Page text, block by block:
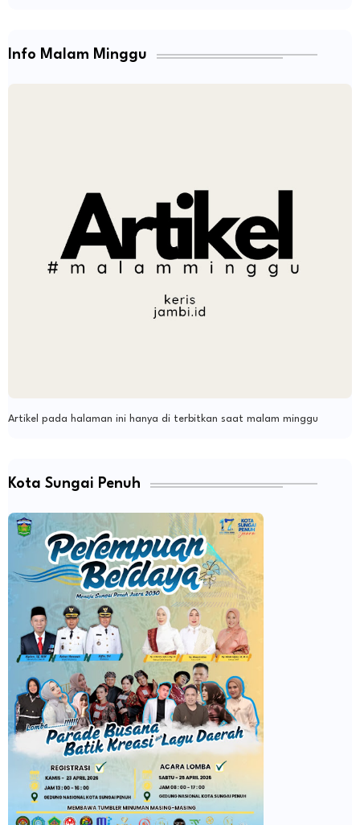
Info Malam Minggu
Artikel pada halaman ini hanya di terbitkan saat malam minggu
Kota Sungai Penuh